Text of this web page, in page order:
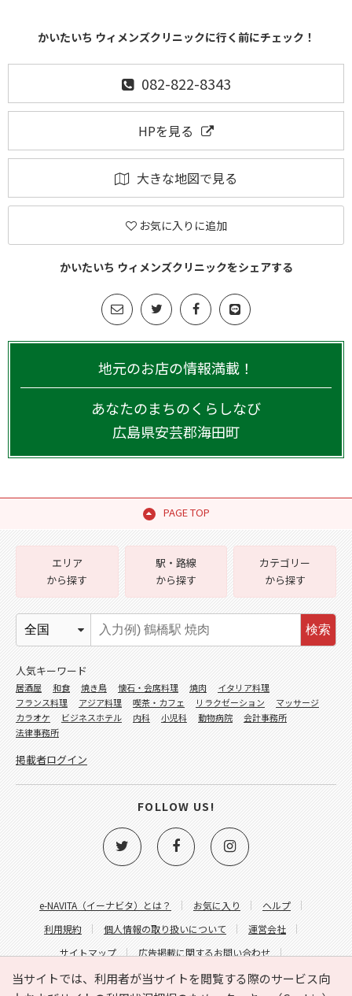
かいたいち ウィメンズクリニックに行く前にチェック！
082-822-8343
HPを見る
大きな地図で見る
お気に入りに追加
かいたいち ウィメンズクリニックをシェアする
地元のお店の情報満載！
あなたのまちのくらしなび
広島県安芸郡海田町
PAGE TOP
当サイトでは、利用者が当サイトを閲覧する際のサービス向
e-NAVITA（イーナビタ）とは？ お気に入り
ヘルプ
利用規約
個人情報の取り扱いについて
運営会社
サイトマップ
広告掲載に関するお問い合わせ
サイトの内容に関するお問い合わせ
エリア
から探す
駅・路線
から探す
カテゴリー
から探す
検索
人気キーワード
居酒屋 和食 焼き鳥 懐石・会席料理 焼肉
イタリア料理
フランス料理
アジア料理 喫茶・カフェ リラクゼーション
マッサージ
カラオケ
ビジネスホテル 内科 小児科 動物病院
会計事務所
法律事務所
掲載者ログイン
FOLLOW US!